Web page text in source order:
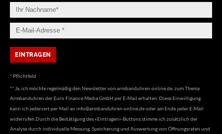
* Pflichtfeld
** Ja, ich möchte regelmäßig den Newsletter von armbanduhren-online.de, zum Thema
Armbanduhren der Euro Finance Media GmbH per E-Mail erhalten. Diese Einwilligung
kann ich jederzeit per Mail an info@armbanduhren-online.deoder am Ende jeder E-Mail
widerrufen.Durch die Bestätigung des «Eintragen»-Buttons stimme ich zusätzlich der
Analyse durch individuelle Messung, Speicherung und Auswertung von Öffnungsraten und